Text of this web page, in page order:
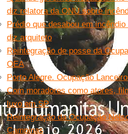
diz relatora da ONU sobre
Prédio que desabou em
diz arquiteto
Reintegração de posse da
OEA
Porto Alegre. Ocupação
Com moradores como atores,
luxo em SP
Reintegração da Ocupação
Campinas